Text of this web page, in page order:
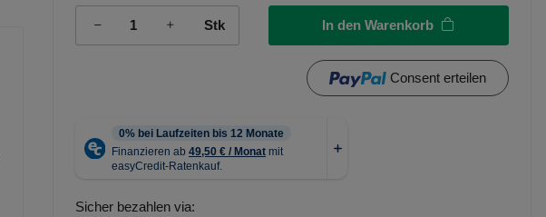
Stk In den Warenkorb
Consent erteilen
Sicher bezahlen via: